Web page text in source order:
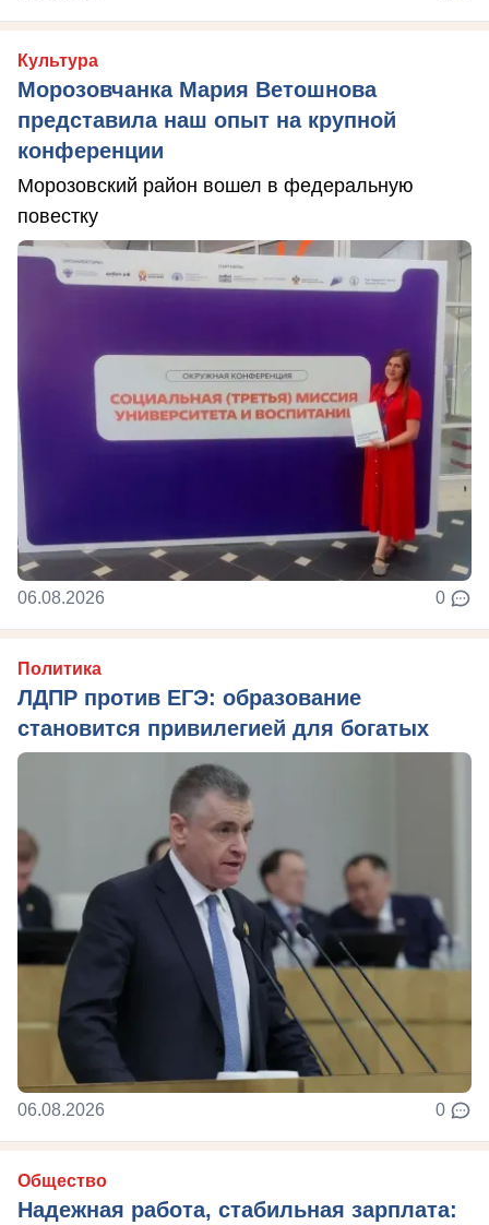
Культура
Морозовчанка Мария Ветошнова
представила наш опыт на крупной
конференции
Морозовский район вошел в федеральную
повестку
06.08.2026 0
Политика
ЛДПР против ЕГЭ: образование
становится привилегией для богатых
06.08.2026 0
Общество
Надежная работа, стабильная зарплата: